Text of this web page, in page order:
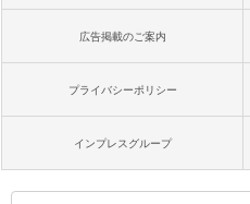
広告掲載のご案内
プライバシーポリシー
インプレスグループ